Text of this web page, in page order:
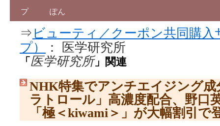
プ ぽん
⇒ ビューティ／クーポン共同購
プ）
： 医学研究所
「 医学研究所」関連
NHK特集でアンチエイジング成
ラトロール」高濃度配合、野口
「極＜kiwami＞」が大幅割引で